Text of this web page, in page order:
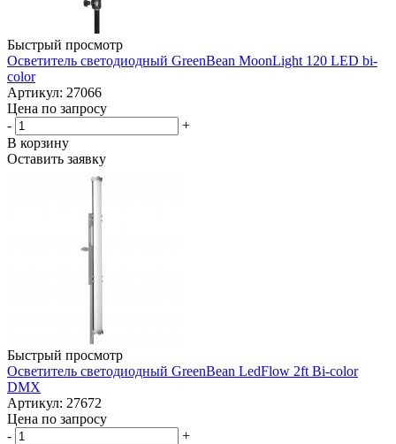
Быстрый просмотр
Осветитель светодиодный GreenBean MoonLight 120 LED bi-
color
Артикул: 27066
Цена по запросу
-
+
В корзину
Оставить заявку
Быстрый просмотр
Осветитель светодиодный GreenBean LedFlow 2ft Bi-color
DMX
Артикул: 27672
Цена по запросу
-
+